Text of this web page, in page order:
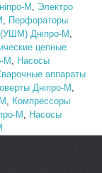
М, Электро
, Перфораторы
(УШМ) Днiпро-М,
цепные
М , Насосы
аппараты
Днiпро-М ,
, Компрессоры
М , Насосы